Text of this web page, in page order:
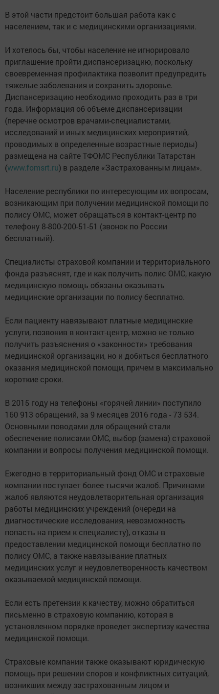
В этой части предстоит большая работа как с
населением, так и с медицинскими организациями.
И хотелось бы, чтобы население не игнорировало
приглашение пройти диспансеризацию, поскольку
своевременная профилактика позволит предупредить
тяжелые заболевания и сохранить здоровье.
Диспансеризацию необходимо проходить раз в три
года. Информация об объеме диспансеризации
(перечне осмотров врачами-специалистами,
исследований и иных медицинских мероприятий,
проводимых в определенные возрастные периоды)
размещена на сайте ТФОМС Республики Татарстан
(www.fomsrt.ru) в разделе «Застрахованным лицам».
Население республики по интересующим их вопросам,
возникающим при получении медицинской помощи по
полису ОМС, может обращаться в контакт-центр по
телефону 8-800-200-51-51 (звонок по России
бесплатный).
Специалисты страховой компании и территориального
фонда разъяснят, где и как получить полис ОМС, какую
медицинскую помощь обязаны оказывать
медицинские организации по полису бесплатно.
Если пациенту навязывают платные медицинские
услуги, позвонив в контакт-центр, можно не только
получить разъяснения о «законности» требования
медицинской организации, но и добиться бесплатного
оказания медицинской помощи, причем в максимально
короткие сроки.
В 2015 году на телефоны «горячей линии» поступило
160 913 обращений, за 9 месяцев 2016 года - 73 534.
Основными поводами для обращений стали
обеспечение полисами ОМС, выбор (замена) страховой
компании и вопросы получения медицинской помощи.
Ежегодно в территориальный фонд ОМС и страховые
компании поступает более тысячи жалоб. Причинами
жалоб являются неудовлетворительная организация
работы медицинских учреждений (очереди на
диагностические исследования, невозможность
попасть на прием к специалисту), отказы в
предоставлении медицинской помощи бесплатно по
полису ОМС, а также навязывание платных
медицинских услуг и неудовлетворенность качеством
оказываемой медицинской помощи.
Если есть претензии к качеству, можно обратиться
письменно в страховую компанию, которая в
установленном порядке проведет экспертизу качества
медицинской помощи.
Страховые компании также оказывают юридическую
помощь при решении споров и конфликтных ситуаций,
возникших между застрахованным лицом и